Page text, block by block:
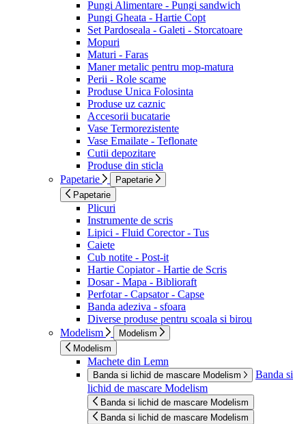
Pungi Alimentare - Pungi sandwich
Pungi Gheata - Hartie Copt
Set Pardoseala - Galeti - Storcatoare
Mopuri
Maturi - Faras
Maner metalic pentru mop-matura
Perii - Role scame
Produse Unica Folosinta
Produse uz caznic
Accesorii bucatarie
Vase Termorezistente
Vase Emailate - Teflonate
Cutii depozitare
Produse din sticla
Papetarie
Papetarie
Papetarie
Plicuri
Instrumente de scris
Lipici - Fluid Corector - Tus
Caiete
Cub notite - Post-it
Hartie Copiator - Hartie de Scris
Dosar - Mapa - Biblioraft
Perfotar - Capsator - Capse
Banda adeziva - sfoara
Diverse produse pentru scoala si birou
Modelism
Modelism
Modelism
Machete din Lemn
Banda si lichid de mascare Modelism
Banda si
lichid de mascare Modelism
Banda si lichid de mascare Modelism
Banda si lichid de mascare Modelism